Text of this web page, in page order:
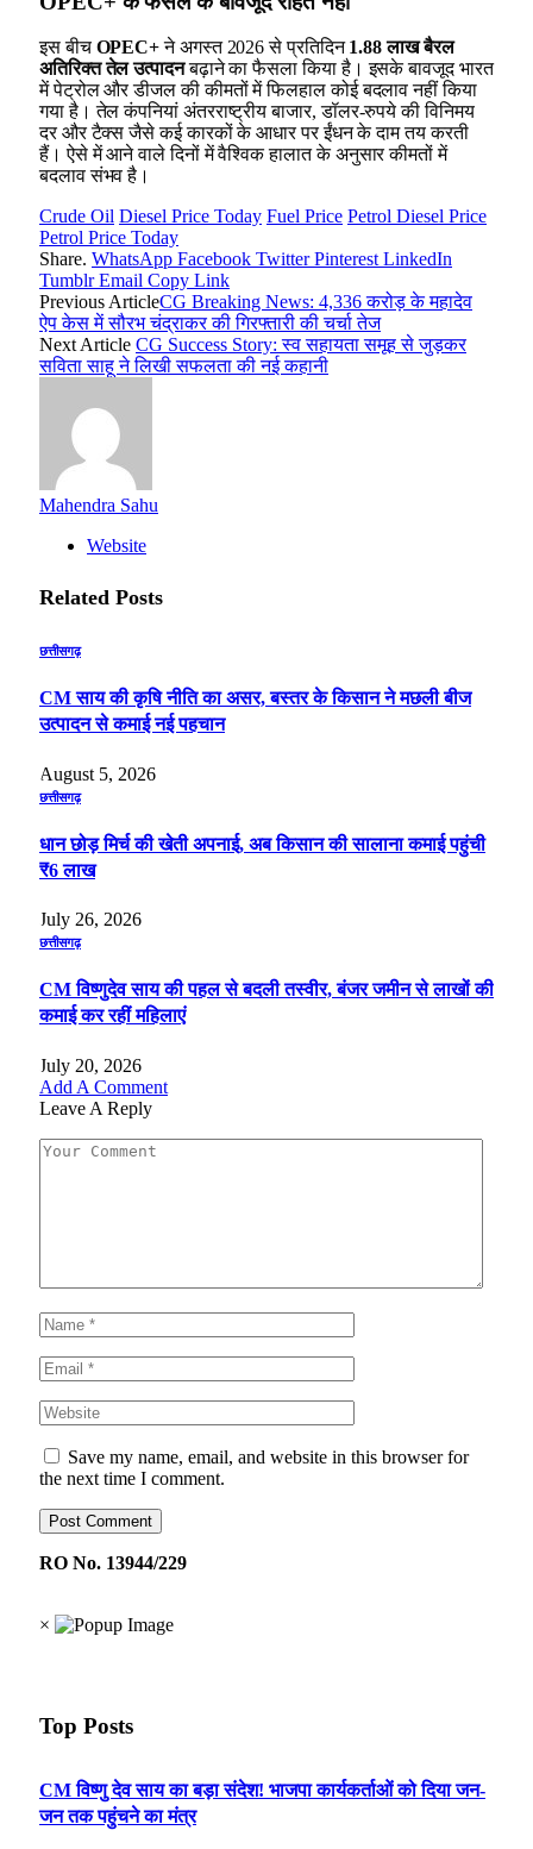
इस बीच OPEC+ने अगस्त 2026 से प्रतिदिन1.88 लाख बैरल
अतिरिक्त तेल उत्पादनबढ़ाने का फैसला किया है। इसके बावजूद भारत
में पेट्रोल और डीजल की कीमतों में फिलहाल कोई बदलाव नहीं किया
गया है। तेल कंपनियां अंतरराष्ट्रीय बाजार, डॉलर-रुपये की विनिमय
दर और टैक्स जैसे कई कारकों के आधार पर ईंधन के दाम तय करती
हैं। ऐसे में आने वाले दिनों में वैश्विक हालात के अनुसार कीमतों में
बदलाव संभव है।
Crude Oil Diesel Price Today Fuel Price Petrol Diesel Price
Petrol Price Today
Share. WhatsApp Facebook Twitter Pinterest LinkedIn
Tumblr Email Copy Link
Previous ArticleCG Breaking News: 4,336 करोड़ के महादेव
ऐप केस में सौरभ चंद्राकर की गिरफ्तारी की चर्चा तेज
Next Article CG Success Story: स्व सहायता समूह से जुड़कर
सविता साहू ने लिखी सफलता की नई कहानी
Mahendra Sahu
Website
Related Posts
छत्तीसगढ़
CM साय की कृषि नीति का असर, बस्तर के किसान ने मछली बीज
उत्पादन से कमाई नई पहचान
August 5, 2026
छत्तीसगढ़
धान छोड़ मिर्च की खेती अपनाई, अब किसान की सालाना कमाई पहुंची
₹6 लाख
July 26, 2026
छत्तीसगढ़
CM विष्णुदेव साय की पहल से बदली तस्वीर, बंजर जमीन से लाखों की
कमाई कर रहीं महिलाएं
July 20, 2026
Add A Comment
Leave A Reply
Save my name, email, and website in this browser for
the next time I comment.
RO No. 13944/229
×
Top Posts
CM विष्णु देव साय का बड़ा संदेश! भाजपा कार्यकर्ताओं को दिया जन-
जन तक पहुंचने का मंत्र